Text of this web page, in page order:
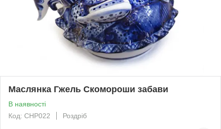
Маслянка Гжель Скомороши забави
В наявності
Код: CHP022
Роздріб